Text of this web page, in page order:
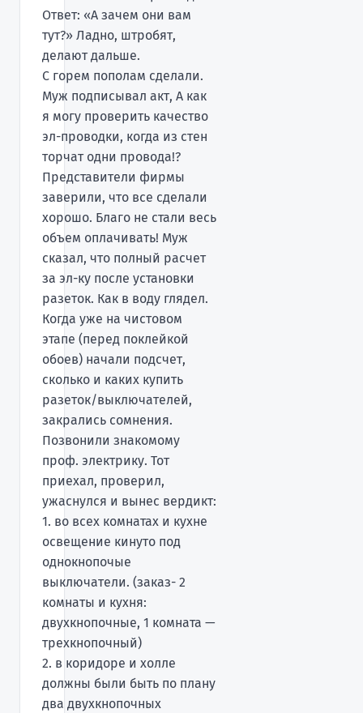
Ответ: «А зачем они вам
тут?» Ладно, штробят,
делают дальше.
С горем пополам сделали.
Муж подписывал акт, А как
я могу проверить качество
эл-проводки, когда из стен
торчат одни провода!?
Представители фирмы
заверили, что все сделали
хорошо. Благо не стали весь
объем оплачивать! Муж
сказал, что полный расчет
за эл-ку после установки
разеток. Как в воду глядел.
Когда уже на чистовом
этапе (перед поклейкой
обоев) начали подсчет,
сколько и каких купить
разеток/выключателей,
закрались сомнения.
Позвонили знакомому
проф. электрику. Тот
приехал, проверил,
ужаснулся и вынес вердикт:
1. во всех комнатах и кухне
освещение кинуто под
однокнопочые
выключатели. (заказ- 2
комнаты и кухня:
двухкнопочные, 1 комната —
трехкнопочный)
2. в коридоре и холле
должны были быть по плану
два двухкнопочных